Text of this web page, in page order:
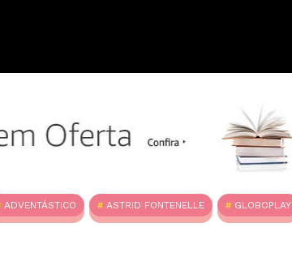
ADVENTÁSTICO ASTRID FONTENELLE GLOBOPLAY